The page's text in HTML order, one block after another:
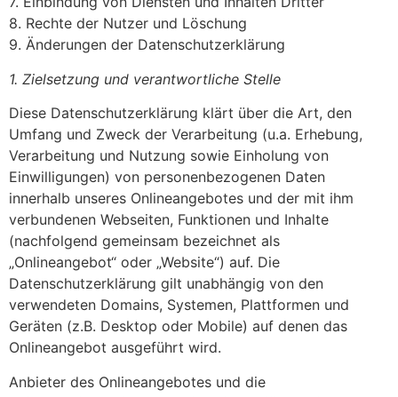
8. Rechte der Nutzer und Löschung
9. Änderungen der Datenschutzerklärung
1. Zielsetzung und verantwortliche Stelle
Diese Datenschutzerklärung klärt über die Art, den
Umfang und Zweck der Verarbeitung (u.a. Erhebung,
Verarbeitung und Nutzung sowie Einholung von
Einwilligungen) von personenbezogenen Daten
innerhalb unseres Onlineangebotes und der mit ihm
verbundenen Webseiten, Funktionen und Inhalte
(nachfolgend gemeinsam bezeichnet als
„Onlineangebot“ oder „Website“) auf. Die
Datenschutzerklärung gilt unabhängig von den
verwendeten Domains, Systemen, Plattformen und
Geräten (z.B. Desktop oder Mobile) auf denen das
Onlineangebot ausgeführt wird.
Anbieter des Onlineangebotes und die